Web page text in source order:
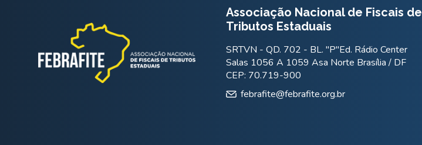
Associação Nacional de Fiscais de
Tributos Estaduais
SRTVN - QD. 702 - BL. "P"Ed. Rádio Center
Salas 1056 A 1059 Asa Norte Brasília / DF
CEP: 70.719-900
febrafite@febrafite.org.br